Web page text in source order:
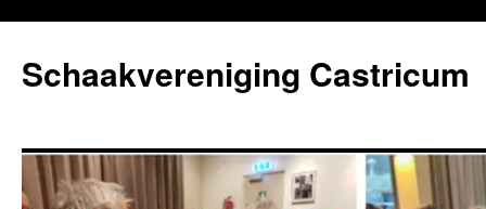
de
inhoud
Schaakvereniging Castricum